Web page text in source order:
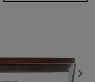
